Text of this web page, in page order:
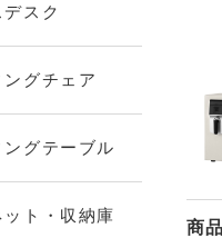
商
スク
ングチェア
ングテーブル
ット・収納庫